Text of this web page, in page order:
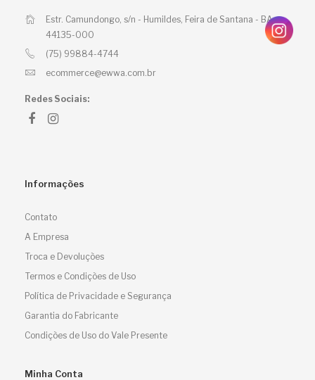
Estr. Camundongo, s/n - Humildes, Feira de Santana - BA,
44135-000
(75) 99884-4744
ecommerce@ewwa.com.br
Redes Sociais:
Informações
Contato
A Empresa
Troca e Devoluções
Termos e Condições de Uso
Política de Privacidade e Segurança
Garantia do Fabricante
Condições de Uso do Vale Presente
Minha Conta